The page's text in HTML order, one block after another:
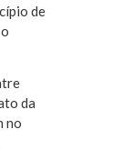
de
da
no